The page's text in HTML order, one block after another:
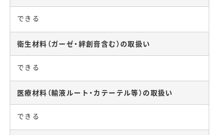
できる
衛生材料（ガーゼ・絆創膏含む）の取扱い
できる
医療材料（輸液ルート・カテーテル等）の取扱い
できる